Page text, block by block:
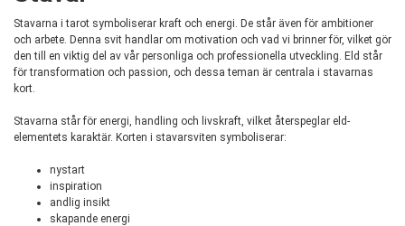
Stavarna i tarot symboliserar kraft och energi. De står även för ambitioner
och arbete. Denna svit handlar om motivation och vad vi brinner för, vilket gör
den till en viktig del av vår personliga och professionella utveckling. Eld står
för transformation och passion, och dessa teman är centrala i stavarnas
kort.
Stavarna står för energi, handling och livskraft, vilket återspeglar eld-
elementets karaktär. Korten i stavarsviten symboliserar:
nystart
inspiration
andlig insikt
skapande energi